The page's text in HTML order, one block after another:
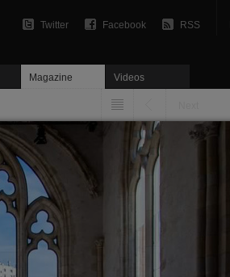
RSS
Facebook
Twitter
Magazine Videos